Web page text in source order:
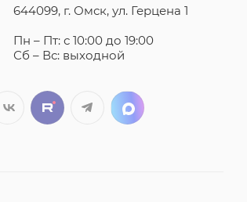
644099, г. Омск, ул. Герцена 1
Пн – Пт: с 10:00 до 19:00
Сб – Вс: выходной